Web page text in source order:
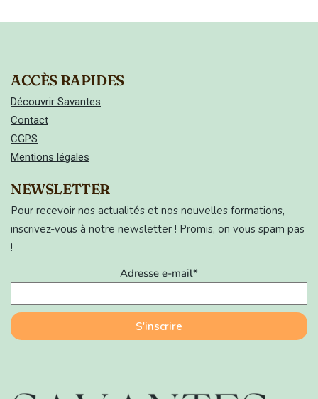
ACCÈS RAPIDES
Découvrir Savantes
Contact
CGPS
Mentions légales
NEWSLETTER
Pour recevoir nos actualités et nos nouvelles formations,
inscrivez-vous à notre newsletter ! Promis, on vous spam pas
!
Adresse e-mail*